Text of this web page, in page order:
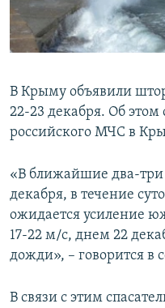
ПОБЕДИТЕЛЕЙ НЕ СУДЯТ?
КРЫМ.НЕПОКОРЕННЫЙ
УКРАИНСКАЯ ПРОБЛЕМА
ПРИСОЕДИНЯЙТЕСЬ!
Все сайты RFE/RL
В Крыму объявили
22-23 декабря. Об
российского МЧС в
«В ближайшие два-три
декабря, в течение
ожидается усиление
17-22 м/с, днем 22
дожди», – говорится в
В связи с этим